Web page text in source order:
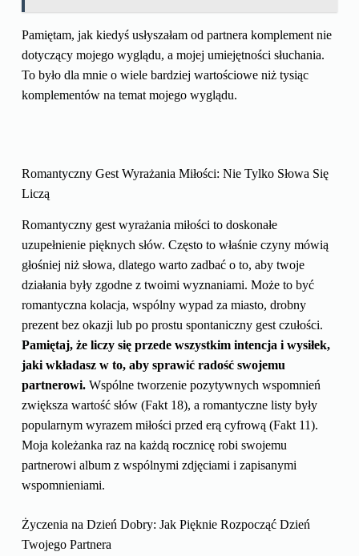
Pamiętam, jak kiedyś usłyszałam od partnera komplement nie
dotyczący mojego wyglądu, a mojej umiejętności słuchania.
To było dla mnie o wiele bardziej wartościowe niż tysiąc
komplementów na temat mojego wyglądu.
Romantyczny Gest Wyrażania Miłości: Nie Tylko Słowa Się
Liczą
Romantyczny gest wyrażania miłości to doskonałe
uzupełnienie pięknych słów. Często to właśnie czyny mówią
głośniej niż słowa, dlatego warto zadbać o to, aby twoje
działania były zgodne z twoimi wyznaniami. Może to być
romantyczna kolacja, wspólny wypad za miasto, drobny
prezent bez okazji lub po prostu spontaniczny gest czułości.
Pamiętaj, że liczy się przede wszystkim intencja i wysiłek,
jaki wkładasz w to, aby sprawić radość swojemu
partnerowi.Wspólne tworzenie pozytywnych wspomnień
zwiększa wartość słów (Fakt 18), a romantyczne listy były
popularnym wyrazem miłości przed erą cyfrową (Fakt 11).
Moja koleżanka raz na każdą rocznicę robi swojemu
partnerowi album z wspólnymi zdjęciami i zapisanymi
wspomnieniami.
Życzenia na Dzień Dobry: Jak Pięknie Rozpocząć Dzień
Twojego Partnera